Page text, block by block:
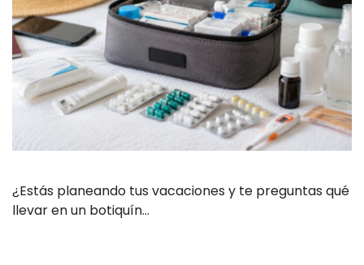
¿Estás planeando tus vacaciones y te preguntas qué
llevar en un botiquín…